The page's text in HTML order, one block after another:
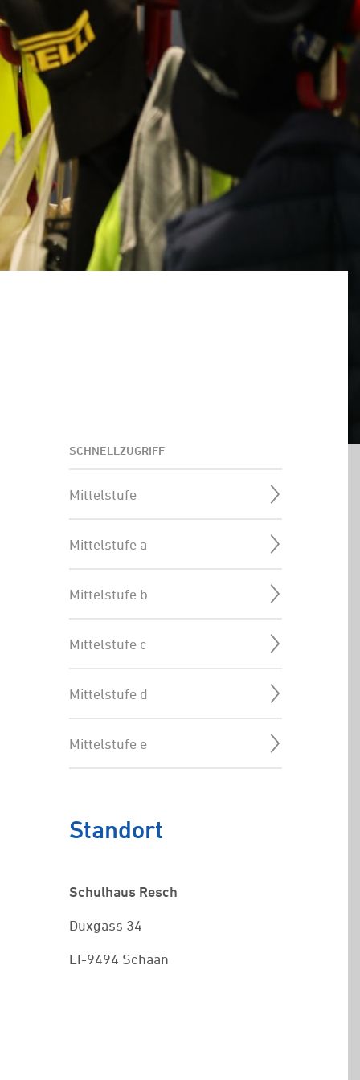
SCHNELLZUGRIFF
Mittelstufe
Mittelstufe a
Mittelstufe b
Mittelstufe c
Mittelstufe d
Mittelstufe e
Standort
Schulhaus Resch
Duxgass 34
LI-9494 Schaan